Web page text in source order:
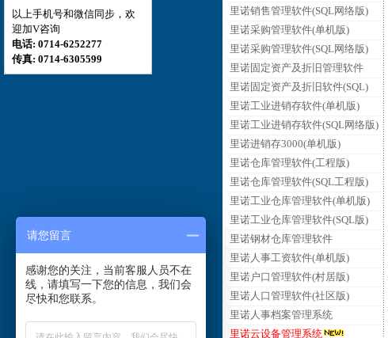
里诺销售管理软件(SQL网络版)
里诺采购管理软件(单机版)
里诺采购管理软件(SQL网络版)
里诺固定资产及折旧管理软件
里诺固定资产及折旧软件(SQL)
里诺工业进销存软件(单机版)
里诺工业进销存软件(SQL网络版)
里诺进销存3000(单机版)
里诺仓库管理软件(工程版)
里诺仓库管理软件(SQL工程版)
里诺工业仓库管理软件(单机版)
里诺工业仓库管理软件(SQL版)
里诺钢材仓库管理软件
里诺人事工资软件(单机版)
里诺户口管理软件(村居版)
里诺人口管理软件(社区版)
里诺人事档案管理系统
里诺云设备管理系统
以上手机号和微信同步，欢
迎加V咨询
电话: 0714-6252277
传真: 0714-6305599
请您留言
感谢您的关注，当前客服人员不在
线，请填写一下您的信息，我们会
尽快和您联系。